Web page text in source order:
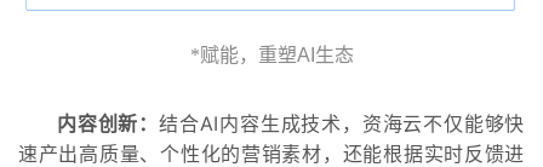
*赋能，重塑AI 生态
内容创新：结合AI内容生成技术，资海云不仅能够快
速产出高质量、个性化的营销素材，还能根据实时反馈进